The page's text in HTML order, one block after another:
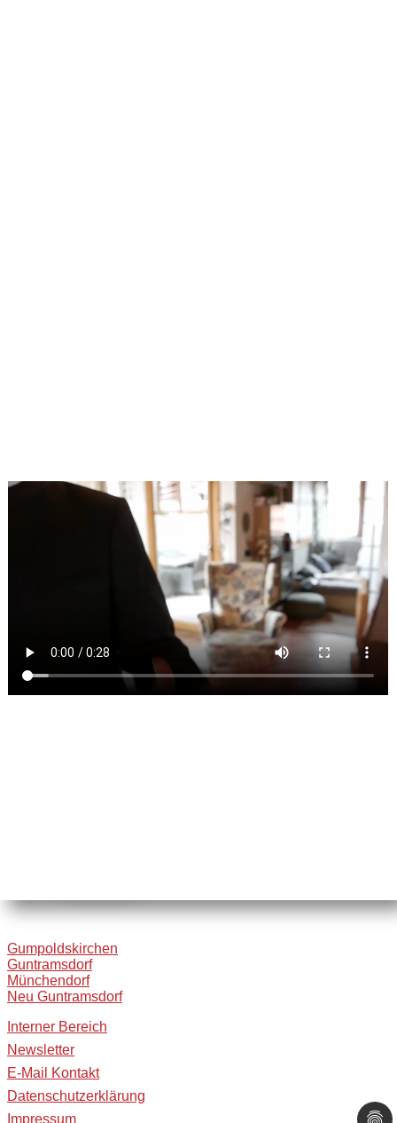
Gumpoldskirchen
Guntramsdorf
Münchendorf
Neu Guntramsdorf
Interner Bereich
Newsletter
E-Mail Kontakt
Datenschutzerklärung
Impressum